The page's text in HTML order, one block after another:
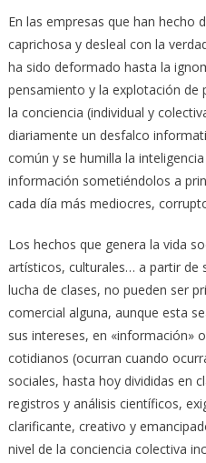
En las empresas que han hecho
caprichosa y desleal con la
ha sido deformado hasta la
pensamiento y la explotación de
la conciencia (individual y
diariamente un desfalco
común y se humilla la
información sometiéndolos a
cada día más mediocres,
Los hechos que genera la vida
artísticos, culturales… a partir de
lucha de clases, no pueden ser
comercial alguna, aunque esta
sus intereses, en «información»
cotidianos (ocurran cuando
sociales, hasta hoy divididas en
registros y análisis científicos,
clarificante, creativo y
nivel de la conciencia colectiva